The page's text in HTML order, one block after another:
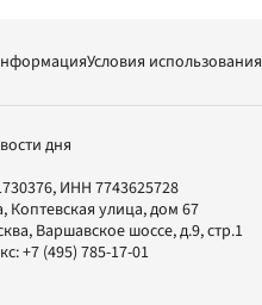
Условия использования
дня
ИНН 7743625728
Коптевская улица, дом 67
, Варшавское шоссе, д.9, стр.1
+7 (495) 785-17-01